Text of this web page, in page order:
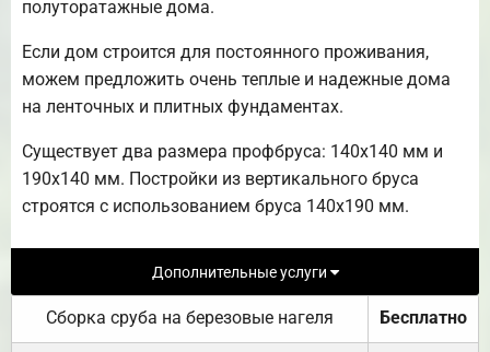
полуторатажные дома.
Если дом строится для постоянного проживания,
можем предложить очень теплые и надежные дома
на ленточных и плитных фундаментах.
Существует два размера профбруса: 140х140 мм и
190х140 мм. Постройки из вертикального бруса
строятся с использованием бруса 140х190 мм.
Дополнительные услуги
Сборка сруба на березовые нагеля Бесплатно